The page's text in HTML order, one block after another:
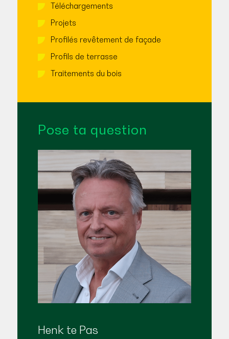
Téléchargements
Projets
Profilés revêtement de façade
Profils de terrasse
Traitements du bois
Pose ta question
Henk te Pas